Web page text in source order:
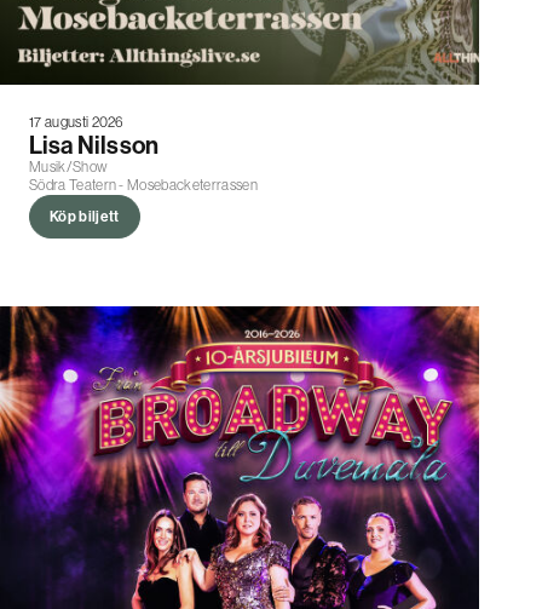
17 augusti 2026
Lisa Nilsson
Musik/Show
Södra Teatern - Mosebacketerrassen
Köp biljett